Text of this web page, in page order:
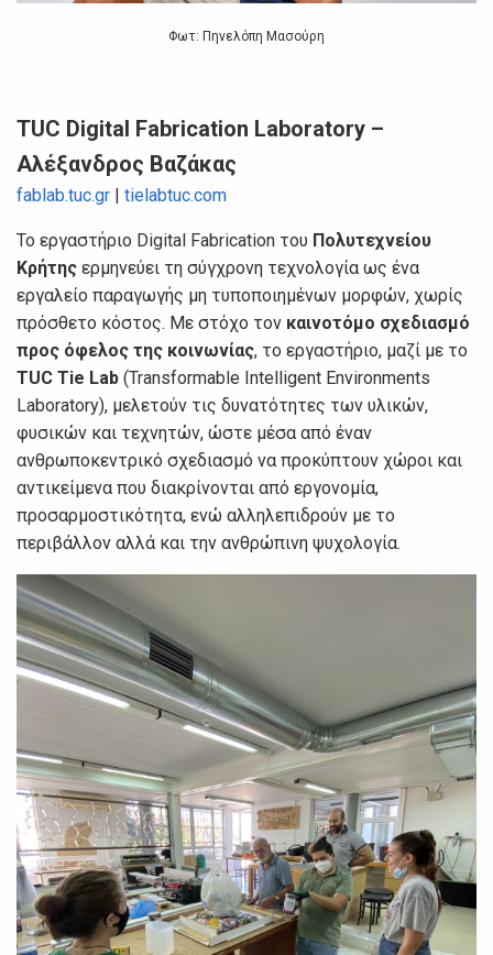
Φωτ: Πηνελόπη Μασούρη
TUC Digital Fabrication Laboratory –
Αλέξανδρος Βαζάκας
fablab.tuc.gr tielabtuc.com
Το εργαστήριο Digital Fabrication του Πολυτεχνείου
Κρήτης ερμηνεύει τη σύγχρονη τεχνολογία ως ένα
εργαλείο παραγωγής μη τυποποιημένων μορφών, χωρίς
πρόσθετο κόστος. Με στόχο τον καινοτόμο σχεδιασμό
προς όφελος της κοινωνίας, το εργαστήριο, μαζί με το
TUC Tie Lab (Transformable Intelligent Environments
Laboratory), μελετούν τις δυνατότητες των υλικών,
φυσικών και τεχνητών, ώστε μέσα από έναν
ανθρωποκεντρικό σχεδιασμό να προκύπτουν χώροι και
αντικείμενα που διακρίνονται από εργονομία,
προσαρμοστικότητα, ενώ αλληλεπιδρούν με το
περιβάλλον αλλά και την ανθρώπινη ψυχολογία.